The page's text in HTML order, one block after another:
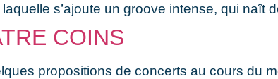
s’ajoute un groove intense, qui naît
COINS
propositions de concerts au cours du